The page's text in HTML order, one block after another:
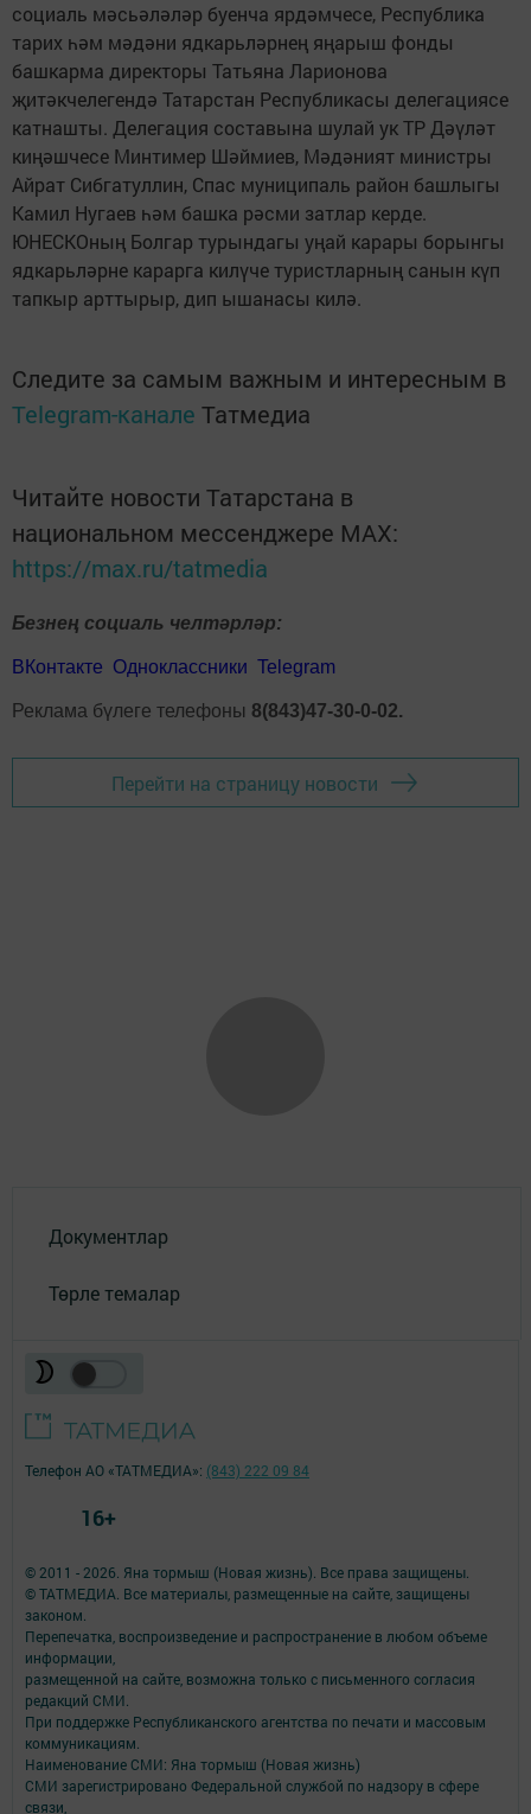
социаль мәсьәләләр буенча ярдәмчесе, Республика
тарих һәм мәдәни ядкарьләрнең яңарыш фонды
башкарма директоры Татьяна Ларионова
җитәкчелегендә Татарстан Республикасы делегациясе
катнашты. Делегация составына шулай ук ТР Дәүләт
киңәшчесе Минтимер Шәймиев, Мәдәният министры
Айрат Сибгатуллин, Спас муниципаль район башлыгы
Камил Нугаев һәм башка рәсми затлар керде.
ЮНЕСКОның Болгар турындагы уңай карары борынгы
ядкарьләрне карарга килүче туристларның санын күп
тапкыр арттырыр, дип ышанасы килә.
Следите за самым важным и интересным в
Telegram-канале Татмедиа
Читайте новости Татарстана в
национальном мессенджере MАХ:
https://max.ru/tatmedia
Безнең социаль челтәрләр:
ВКонтакте Одноклассники Telegram
Реклама бүлеге телефоны 8(843)47-30-0-02.
Перейти на страницу новости
Документлар
Төрле темалар
© 2011 - 2026. Яна тормыш (Новая жизнь). Все права защищены.
© ТАТМЕДИА. Все материалы, размещенные на сайте, защищены
законом.
Перепечатка, воспроизведение и распространение в любом объеме
информации,
размещенной на сайте, возможна только с письменного согласия
редакций СМИ.
При поддержке Республиканского агентства по печати и массовым
коммуникациям.
Наименование СМИ: Яна тормыш (Новая жизнь)
СМИ зарегистрировано Федеральной службой по надзору в сфере
связи,
Телефон АО «ТАТМЕДИА»: (843) 222 09 84
16+